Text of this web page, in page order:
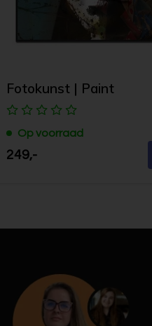
Fotokunst | Paint
Op voorraad
249,-